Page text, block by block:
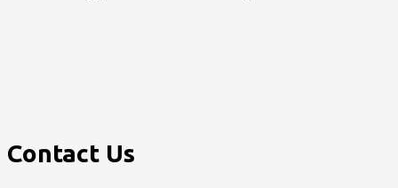
Contact Us